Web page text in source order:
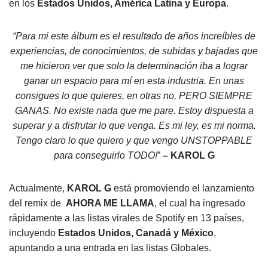
en los Estados Unidos, América Latina y Europa.
“Para mi este álbum es el resultado de años increíbles de
experiencias, de conocimientos, de subidas y bajadas que
me hicieron ver que solo la determinación iba a lograr
ganar un espacio para mí en esta industria. En unas
consigues lo que quieres, en otras no, PERO SIEMPRE
GANAS. No existe nada que me pare. Estoy dispuesta a
superar y a disfrutar lo que venga. Es mi ley, es mi norma.
Tengo claro lo que quiero y que vengo UNSTOPPABLE
para conseguirlo TODO!” – KAROL G
Actualmente, KAROL G está promoviendo el lanzamiento
del remix de AHORA ME LLAMA, el cual ha ingresado
rápidamente a las listas virales de Spotify en 13 países,
incluyendo Estados Unidos, Canadá y México,
apuntando a una entrada en las listas Globales.